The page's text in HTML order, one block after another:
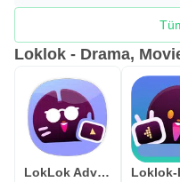
Loklok - Drama,
LokLok Advice for asian dramas